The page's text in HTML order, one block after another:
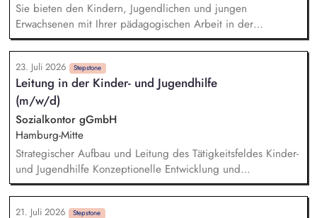
Sie bieten den Kindern, Jugendlichen und jungen
Erwachsenen mit Ihrer pädagogischen Arbeit in der
Wohngruppe ein sicheres Zuhause. Einzel- und
Gruppenaktivitäten aber auch Ausflüge werden von Ihnen
mitgeplant, organisiert und auch durchgeführt. Bei der
Hilfeplanung wirken Sie mit und arbeiten eng mit
Fallzuständigen und Fachkräften der Jugendämter sowie
weiteren in den Entwicklungsprozess einbezogenen Personen
zusammen. Sie führen Kennenlerngespräche und beteiligen
sich aktiv am Aufnahmeprozess.
23. Juli 2026 Stepstone
Leitung in der Kinder- und Jugendhilfe
(m/w/d)
Sozialkontor gGmbH
Hamburg-Mitte
Strategischer Aufbau und Leitung des Tätigkeitsfeldes Kinder-
und Jugendhilfe Konzeptionelle Entwicklung und
Weiterentwicklung der Angebote Fachliche Steuerung und
Qualitätssicherung Führung und Entwicklung von
21. Juli 2026 Stepstone